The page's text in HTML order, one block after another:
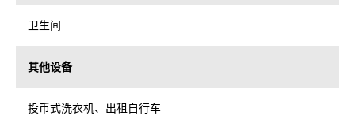
卫生间
其他设备
投币式洗衣机、出租自行车